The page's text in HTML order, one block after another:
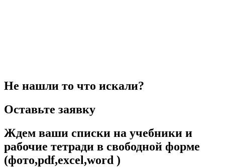
Не нашли то что искали?
Оставьте заявку
Ждем ваши списки на учебники и
рабочие тетради в свободной форме
(фото,pdf,excel,word )